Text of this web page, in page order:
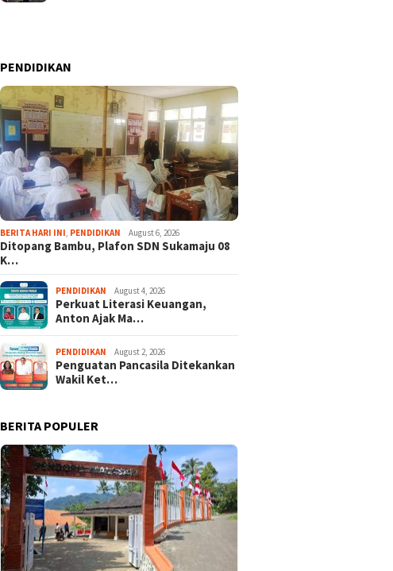
PENDIDIKAN
BERITA HARI INI PENDIDIKAN August 6, 2026
Ditopang Bambu, Plafon SDN Sukamaju 08
K…
PENDIDIKAN August 4, 2026
Perkuat Literasi Keuangan,
Anton Ajak Ma…
PENDIDIKAN August 2, 2026
Penguatan Pancasila Ditekankan
Wakil Ket…
BERITA POPULER